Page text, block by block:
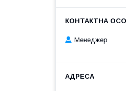
Менеджер